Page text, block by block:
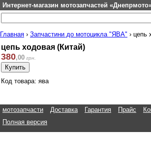
Интернет-магазин мотозапчастей
Главная › Запчастини до мотоцикла "ЯВА" › цепь
цепь ходовая (Китай)
380,00 грн.
Код товара: ява
мотозапчасти Доставка Гарантия Прайс
Полная версия